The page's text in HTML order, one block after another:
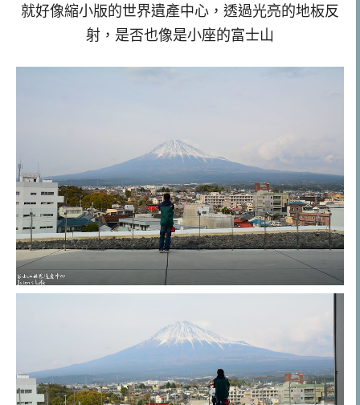
就好像縮小版的世界遺產中心，透過光亮的地板反
射，是否也像是小座的富士山